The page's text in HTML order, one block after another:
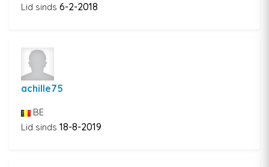
Lid sinds 6-2-2018
achille75
BE
Lid sinds 18-8-2019